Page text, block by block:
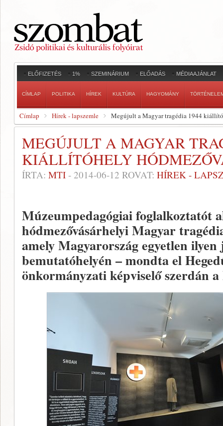
ELŐFIZETÉS 1% SZEMINÁRIUM ELŐADÁS MÉDIAAJÁNLAT
CÍMLAP POLITIKA HÍREK KULTÚRA HAGYOMÁNY
Címlap Hírek - lapszemle Megújult a Magyar tragédia 1944
MEGÚJULT A MAGYAR
KIÁLLÍTÓHELY
ÍRTA: MTI - 2014-06-12 ROVAT: HÍREK -
Múzeumpedagógiai foglalkoztatót
hódmezővásárhelyi Magyar
amely Magyarország egyetlen
bemutatóhelyén – mondta el
önkormányzati képviselő szerdán a